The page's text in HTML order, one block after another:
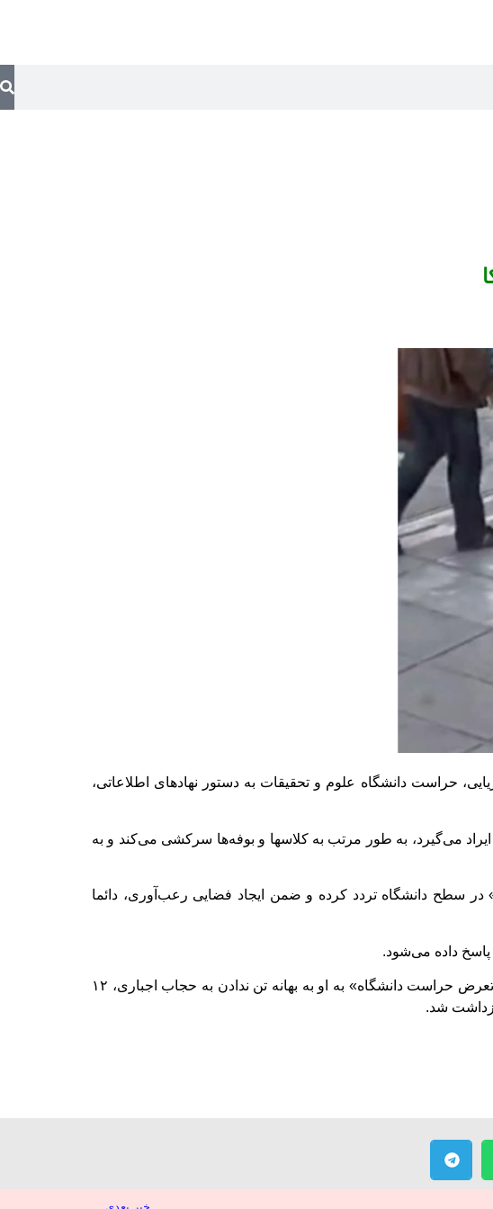
اعتراضی آهو دریایی، حراست دانشگاه علوم و تحقیقات به دستور نهادهای اطلاعاتی،
می‌گیرد، به طور مرتب به کلاسها و بوفه‌ها سرکشی می‌کند و به
سطح دانشگاه تردد کرده و ضمن ایجاد فضایی رعب‌آوری، دائما
پاسخ داده می‌شود.
آهو دریایی، دانشجوی ترم هفتم زبان فرانسه در دانشگاه آزاد واحد علوم و تحقیقات تهران است که پس از «تعرض حراست دانشگاه» به او به بهانه تن ندادن به حجاب اجباری، ۱۲
شد.